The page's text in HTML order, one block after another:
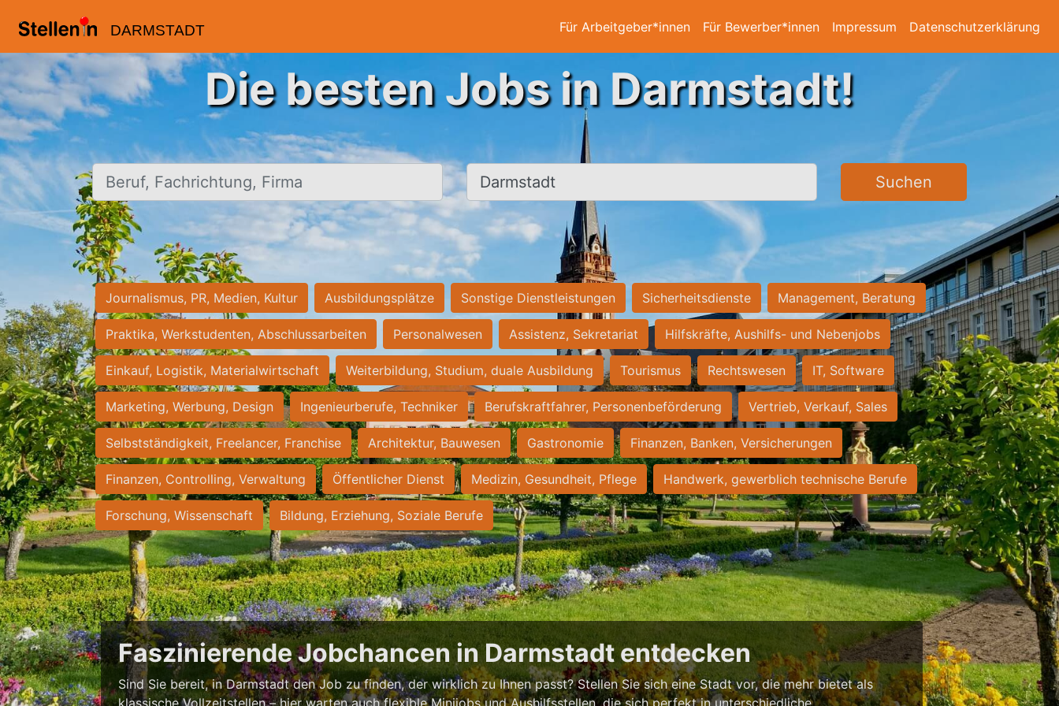
DARMSTADT Für Arbeitgeber*innen Für Bewerber*innen Impressum Datenschutzerklärung
Die besten Jobs in Darmstadt!
Beruf, Fachrichtung, Firma Ort, Stadt Suchen
Journalismus, PR, Medien, Kultur Ausbildungsplätze Sonstige Dienstleistungen Sicherheitsdienste Management, Beratung
Praktika, Werkstudenten, Abschlussarbeiten Personalwesen Assistenz, Sekretariat Hilfskräfte, Aushilfs- und Nebenjobs
Einkauf, Logistik, Materialwirtschaft Weiterbildung, Studium, duale Ausbildung Tourismus Rechtswesen IT, Software
Marketing, Werbung, Design Ingenieurberufe, Techniker Berufskraftfahrer, Personenbeförderung Vertrieb, Verkauf, Sales
Selbstständigkeit, Freelancer, Franchise Architektur, Bauwesen Gastronomie Finanzen, Banken, Versicherungen
Finanzen, Controlling, Verwaltung Öffentlicher Dienst Medizin, Gesundheit, Pflege Handwerk, gewerblich technische Berufe
Forschung, Wissenschaft Bildung, Erziehung, Soziale Berufe
Faszinierende Jobchancen in Darmstadt entdecken
Sind Sie bereit, in Darmstadt den Job zu finden, der wirklich zu Ihnen passt? Stellen Sie sich eine Stadt vor, die mehr bietet als